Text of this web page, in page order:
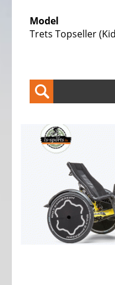
Vëloen
Elektro
Elektro
Trikes,
Elektro
Kanner
Trikes,
Dräirieder
TESTZENTER
Velo
de
Model
Trets Topseller